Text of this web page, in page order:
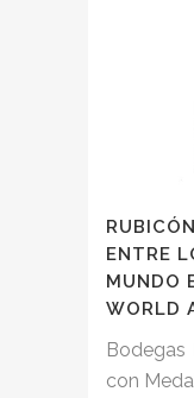
ENTRE
MUNDO
WORLD
Bodegas
con